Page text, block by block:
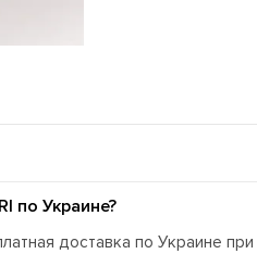
по Украине?
доставка по Украине